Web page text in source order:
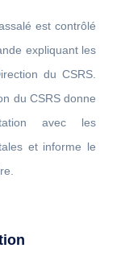
est contrôlé
expliquant les
du CSRS.
du CSRS donne
avec les
et informe le